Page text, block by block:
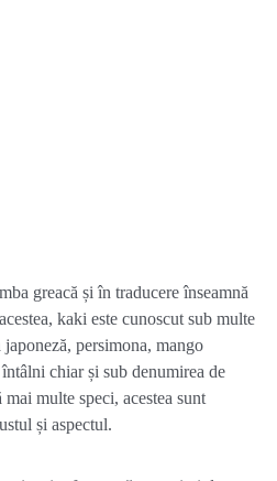
greacă și în traducere înseamnă
kaki este cunoscut sub multe
persimona, mango
chiar și sub denumirea de
multe speci, acestea sunt
și aspectul.